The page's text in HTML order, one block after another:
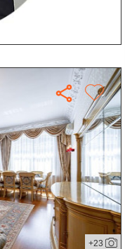
+23